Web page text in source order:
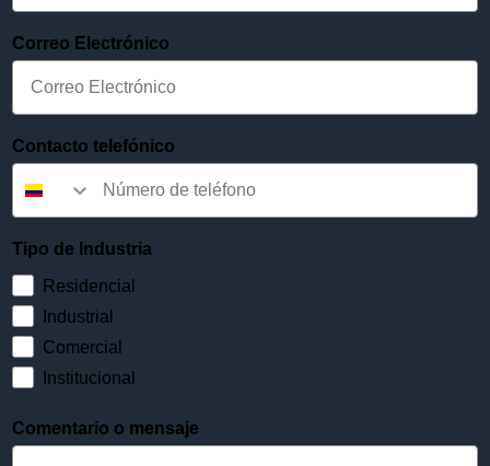
Correo Electrónico
Contacto telefónico
Tipo de Industria
Residencial
Industrial
Comercial
Institucional
Comentario o mensaje